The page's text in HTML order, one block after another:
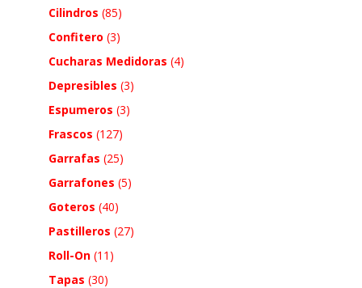
Cilindros (85)
Confitero (3)
Cucharas Medidoras (4)
Depresibles (3)
Espumeros (3)
Frascos (127)
Garrafas (25)
Garrafones (5)
Goteros (40)
Pastilleros (27)
Roll-On (11)
Tapas (30)